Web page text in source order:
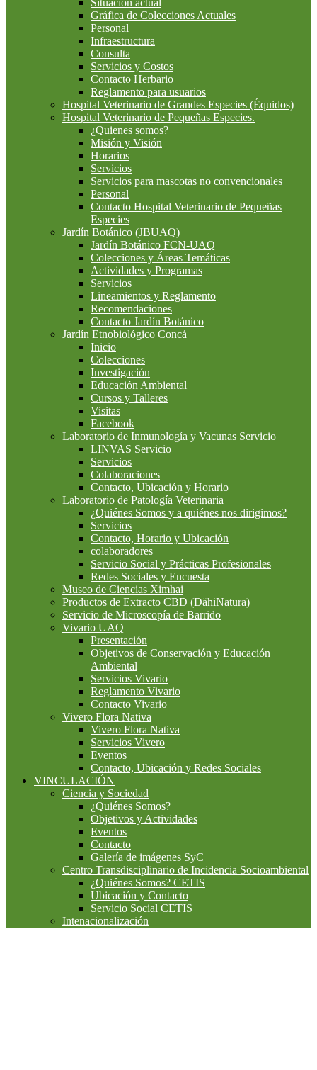
Gráfica de Colecciones Actuales
Personal
Infraestructura
Consulta
Servicios y Costos
Contacto Herbario
Reglamento para usuarios
Hospital Veterinario de Grandes Especies (Équidos)
Hospital Veterinario de Pequeñas Especies.
¿Quienes somos?
Misión y Visión
Horarios
Servicios
Servicios para mascotas no convencionales
Personal
Contacto Hospital Veterinario de Pequeñas
Especies
Jardín Botánico (JBUAQ)
Jardín Botánico FCN-UAQ
Colecciones y Áreas Temáticas
Actividades y Programas
Servicios
Lineamientos y Reglamento
Recomendaciones
Contacto Jardín Botánico
Jardín Etnobiológico Concá
Inicio
Colecciones
Investigación
Educación Ambiental
Cursos y Talleres
Visitas
Facebook
Laboratorio de Inmunología y Vacunas Servicio
LINVAS Servicio
Servicios
Colaboraciones
Contacto, Ubicación y Horario
Laboratorio de Patología Veterinaria
¿Quiénes Somos y a quiénes nos dirigimos?
Servicios
Contacto, Horario y Ubicación
colaboradores
Servicio Social y Prácticas Profesionales
Redes Sociales y Encuesta
Museo de Ciencias Ximhai
Productos de Extracto CBD (DähiNatura)
Servicio de Microscopía de Barrido
Vivario UAQ
Presentación
Objetivos de Conservación y Educación
Ambiental
Servicios Vivario
Reglamento Vivario
Contacto Vivario
Vivero Flora Nativa
Vivero Flora Nativa
Servicios Vivero
Eventos
Contacto, Ubicación y Redes Sociales
VINCULACIÓN
Ciencia y Sociedad
¿Quiénes Somos?
Objetivos y Actividades
Eventos
Contacto
Galería de imágenes SyC
Centro Transdisciplinario de Incidencia Socioambiental
¿Quiénes Somos? CETIS
Ubicación y Contacto
Servicio Social CETIS
Intenacionalización